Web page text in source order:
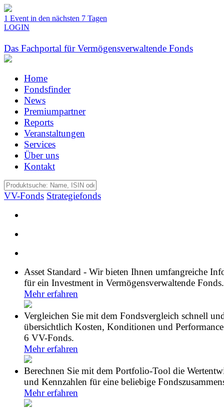
1 Event in den nächsten 7 Tagen
LOGIN
Das Fachportal für Vermögensverwaltende Fonds
Home
Fondsfinder
News
Premiumpartner
Reports
Veranstaltungen
Services
Über uns
Kontakt
VV-Fonds Strategiefonds
Asset Standard - Wir bieten Ihnen umfangreiche
für ein Investment in Vermögensverwaltende Fonds.
Mehr erfahren
Vergleichen Sie mit dem Fondsvergleich schnell
übersichtlich Kosten, Konditionen und
6 VV-Fonds.
Mehr erfahren
Berechnen Sie mit dem Portfolio-Tool die
und Kennzahlen für eine beliebige
Mehr erfahren